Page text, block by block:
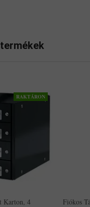
RAKTÁRON
Karton, 4
Fiókos